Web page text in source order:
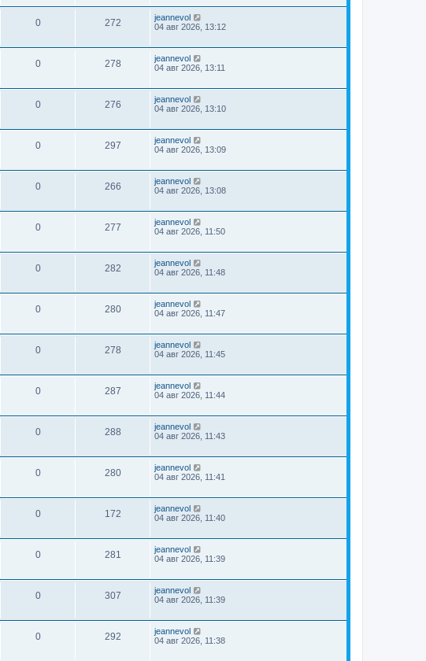
0 272
jeannevol
04 авг 2026, 13:12
0 278
jeannevol
04 авг 2026, 13:11
0 276
jeannevol
04 авг 2026, 13:10
0 297
jeannevol
04 авг 2026, 13:09
0 266
jeannevol
04 авг 2026, 13:08
0 277
jeannevol
04 авг 2026, 11:50
0 282
jeannevol
04 авг 2026, 11:48
0 280
jeannevol
04 авг 2026, 11:47
0 278
jeannevol
04 авг 2026, 11:45
0 287
jeannevol
04 авг 2026, 11:44
0 288
jeannevol
04 авг 2026, 11:43
0 280
jeannevol
04 авг 2026, 11:41
0 172
jeannevol
04 авг 2026, 11:40
0 281
jeannevol
04 авг 2026, 11:39
0 307
jeannevol
04 авг 2026, 11:39
0 292
jeannevol
04 авг 2026, 11:38